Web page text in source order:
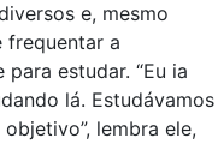
e, mesmo
frequentar a
estudar. “Eu ia
lá. Estudávamos
lembra ele,